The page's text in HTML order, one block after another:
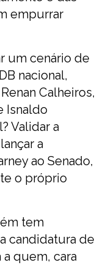
empurrar
um cenário de
nacional,
Calheiros,
Isnaldo
Validar a
a
ao Senado,
o próprio
tem
candidatura de
a quem, cara